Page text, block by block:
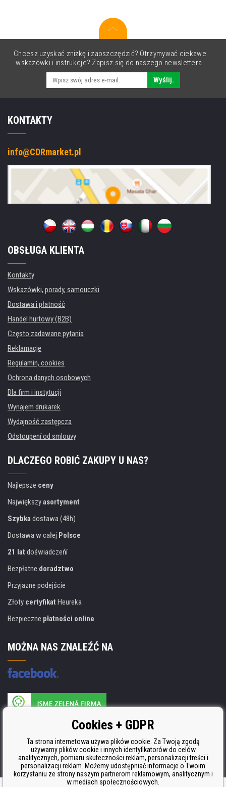
Chcesz uzyskać zniżkę i zaoszczędzić? Otrzymywać ciekawe
wskazówki i instrukcje? Zapisz się do naszego newslettera.
Wyślij.
KONTAKTY
info@CDRmarket.pl
OBSŁUGA KLIENTA
Kontakty
Wskazówki, porady, samouczki
Dostawa i płatność
Handel hurtowy (B2B)
Często zadawane pytania
Reklamacje
Regulamin, cookies
Ochrona danych osobowych
Dla firm i instytucji
Wynajem drukarek
Wydajność zastępcza
Odstoupení od smlouvy
DLACZEGO ROBIĆ ZAKUPY U NAS?
Najlepsze ceny
Największyasortyment
Szybkadostawa (48h)
Dostawa w całej Polsce
21 lat doświadczeńí
Bezpłatne doradztwo
Przyjazne podejście
Złoty certyfikat Heureka
Bezpieczne płatności online
MOŻNA NAS ZNALEŹĆ NA
Producent wkładów posiada certyfikat
ISO 9001, ISO 14001 i STMC.Cookies + GDPR
Ta strona internetowa używa plików cookie. Za Twoją zgodą
używamy plików cookie i innych identyfikatorów do celów
analitycznych, pomiaru skuteczności reklam, personalizacji treści i
personalizacji reklam. Możemy udostępniać informacje o Twoim
korzystaniu ze strony naszym partnerom reklamowym, analitycznym i
w mediach społecznościowych.